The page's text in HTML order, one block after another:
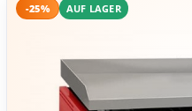
-25% AUF LAGER